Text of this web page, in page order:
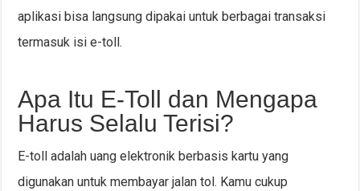
aplikasi bisa langsung dipakai untuk berbagai transaksi
termasuk isi e-toll.
Apa Itu E-Toll dan Mengapa
Harus Selalu Terisi?
E-toll adalah uang elektronik berbasis kartu yang
digunakan untuk membayar jalan tol. Kamu cukup